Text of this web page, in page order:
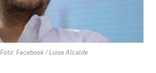
Foto: Facebook / Luisa Alcalde